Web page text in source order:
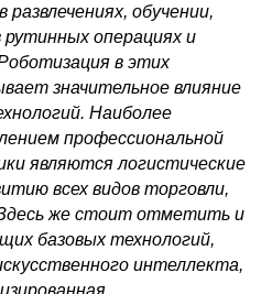
обучении,
операциях и
в этих
значительное влияние
Наиболее
профессиональной
являются логистические
всех видов торговли,
же стоит отметить и
базовых технологий,
интеллекта,
материалов